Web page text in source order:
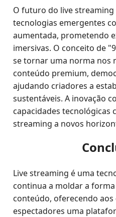
O futuro do live
tecnologias emergentes
aumentada, prometendo
imersivas. O conceito de
se tornar uma norma nos
conteúdo premium,
ajudando criadores a
sustentáveis. A inovação
capacidades tecnológicas
streaming a novos
Live streaming é uma
continua a moldar a
conteúdo, oferecendo
espectadores uma